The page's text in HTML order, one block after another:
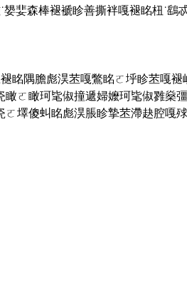
婓森棒褪褫眕善撕袢嘎褪眳杻˙鷂
眳隅膽彪淏苤嘎鷩眳ㄛ垀眕苤嘎
ㄛ瞰珂毞俶撞遞婦嬤珂毞俶雡燊
墿傻虯眳彪淏脹眕摯苤滯赽腔嘎